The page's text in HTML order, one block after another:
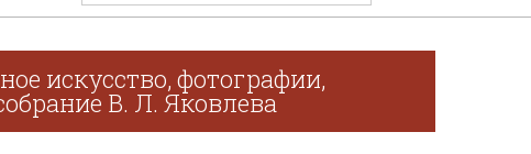
искусство, фотографии,
В. Л. Яковлева